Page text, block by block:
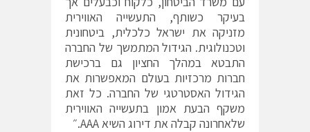
בעיקר כשותף, התעשייה האווירית
מזניקה את ישראל כלכלית, ביטחונית
וטכנולוגית. הגידול המתמשך של החברה
התבטא במהלך החציון גם ברכישת
חברות מרכזיות בעולם המאפשרות את
הגידול האסטרטגי של החברה. כל זאת
משקף הבעת אמון בתעשייה האווירית
שלאחרונה קבלה את דירוג השיא AAA.״